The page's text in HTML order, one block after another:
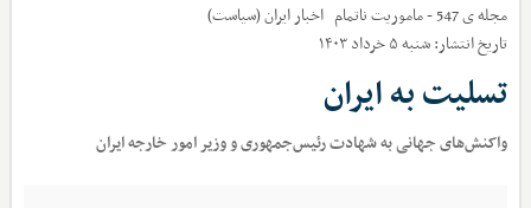
مجله ی 547 - ماموریت ناتمام اخبارایران (سیاست)
تاریخ انتشار:شنبه ۵ خرداد ۱۴۰۳
تسلیت به ایران
واکنش‌های جهانی به شهادت رئیس‌جمهوری و وزیر امور خارجه ایران